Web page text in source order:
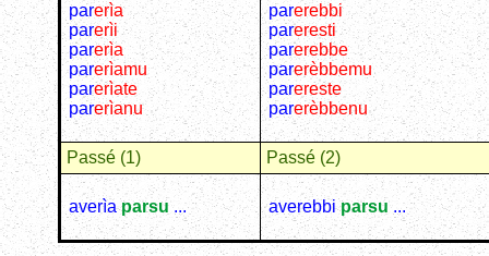
parerìa
parerìi
parerìa
parerìamu
parerìate
parerìanu
parerebbi
pareresti
parerebbe
parerèbbemu
parereste
parerèbbenu
Passé (1) Passé (2)
averìaparsu ... averebbiparsu ...